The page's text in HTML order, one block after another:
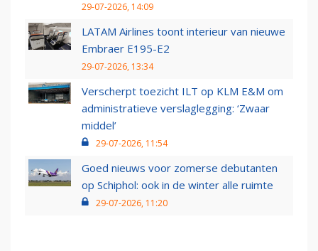
29-07-2026, 14:09
LATAM Airlines toont interieur van nieuwe
Embraer E195-E2
29-07-2026, 13:34
Verscherpt toezicht ILT op KLM E&M om
administratieve verslaglegging: ‘Zwaar
middel’
29-07-2026, 11:54
Goed nieuws voor zomerse debutanten
op Schiphol: ook in de winter alle ruimte
29-07-2026, 11:20